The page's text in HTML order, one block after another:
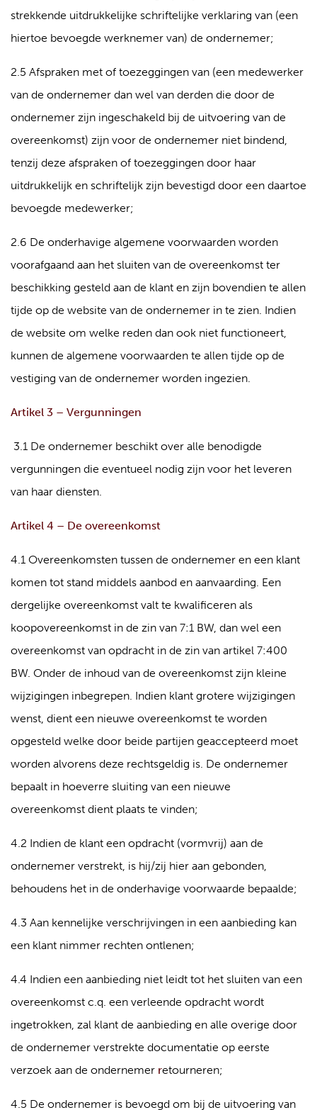
strekkende uitdrukkelijke schriftelijke verklaring van (een
hiertoe bevoegde werknemer van) de ondernemer;
2.5 Afspraken met of toezeggingen van (een medewerker
van de ondernemer dan wel van derden die door de
ondernemer zijn ingeschakeld bij de uitvoering van de
overeenkomst) zijn voor de ondernemer niet bindend,
tenzij deze afspraken of toezeggingen door haar
uitdrukkelijk en schriftelijk zijn bevestigd door een daartoe
bevoegde medewerker;
2.6 De onderhavige algemene voorwaarden worden
voorafgaand aan het sluiten van de overeenkomst ter
beschikking gesteld aan de klant en zijn bovendien te allen
tijde op de website van de ondernemer in te zien. Indien
de website om welke reden dan ook niet functioneert,
kunnen de algemene voorwaarden te allen tijde op de
vestiging van de ondernemer worden ingezien.
Artikel 3 – Vergunningen
3.1 De ondernemer beschikt over alle benodigde
vergunningen die eventueel nodig zijn voor het leveren
van haar diensten.
Artikel 4 – De overeenkomst
4.1 Overeenkomsten tussen de ondernemer en een klant
komen tot stand middels aanbod en aanvaarding. Een
dergelijke overeenkomst valt te kwalificeren als
koopovereenkomst in de zin van 7:1 BW, dan wel een
overeenkomst van opdracht in de zin van artikel 7:400
BW. Onder de inhoud van de overeenkomst zijn kleine
wijzigingen inbegrepen. Indien klant grotere wijzigingen
wenst, dient een nieuwe overeenkomst te worden
opgesteld welke door beide partijen geaccepteerd moet
worden alvorens deze rechtsgeldig is. De ondernemer
bepaalt in hoeverre sluiting van een nieuwe
overeenkomst dient plaats te vinden;
4.2 Indien de klant een opdracht (vormvrij) aan de
ondernemer verstrekt, is hij/zij hier aan gebonden,
behoudens het in de onderhavige voorwaarde bepaalde;
4.3 Aan kennelijke verschrijvingen in een aanbieding kan
een klant nimmer rechten ontlenen;
4.4 Indien een aanbieding niet leidt tot het sluiten van een
overeenkomst c.q. een verleende opdracht wordt
ingetrokken, zal klant de aanbieding en alle overige door
de ondernemer verstrekte documentatie op eerste
verzoek aan de ondernemer retourneren;
4.5 De ondernemer is bevoegd om bij de uitvoering van